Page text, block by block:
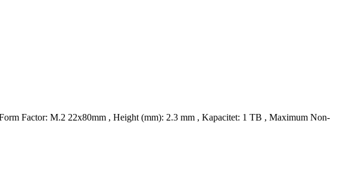
Factor: M.2 22x80mm , Height (mm): 2.3 mm , Kapacitet: 1 TB , Maximum Non-